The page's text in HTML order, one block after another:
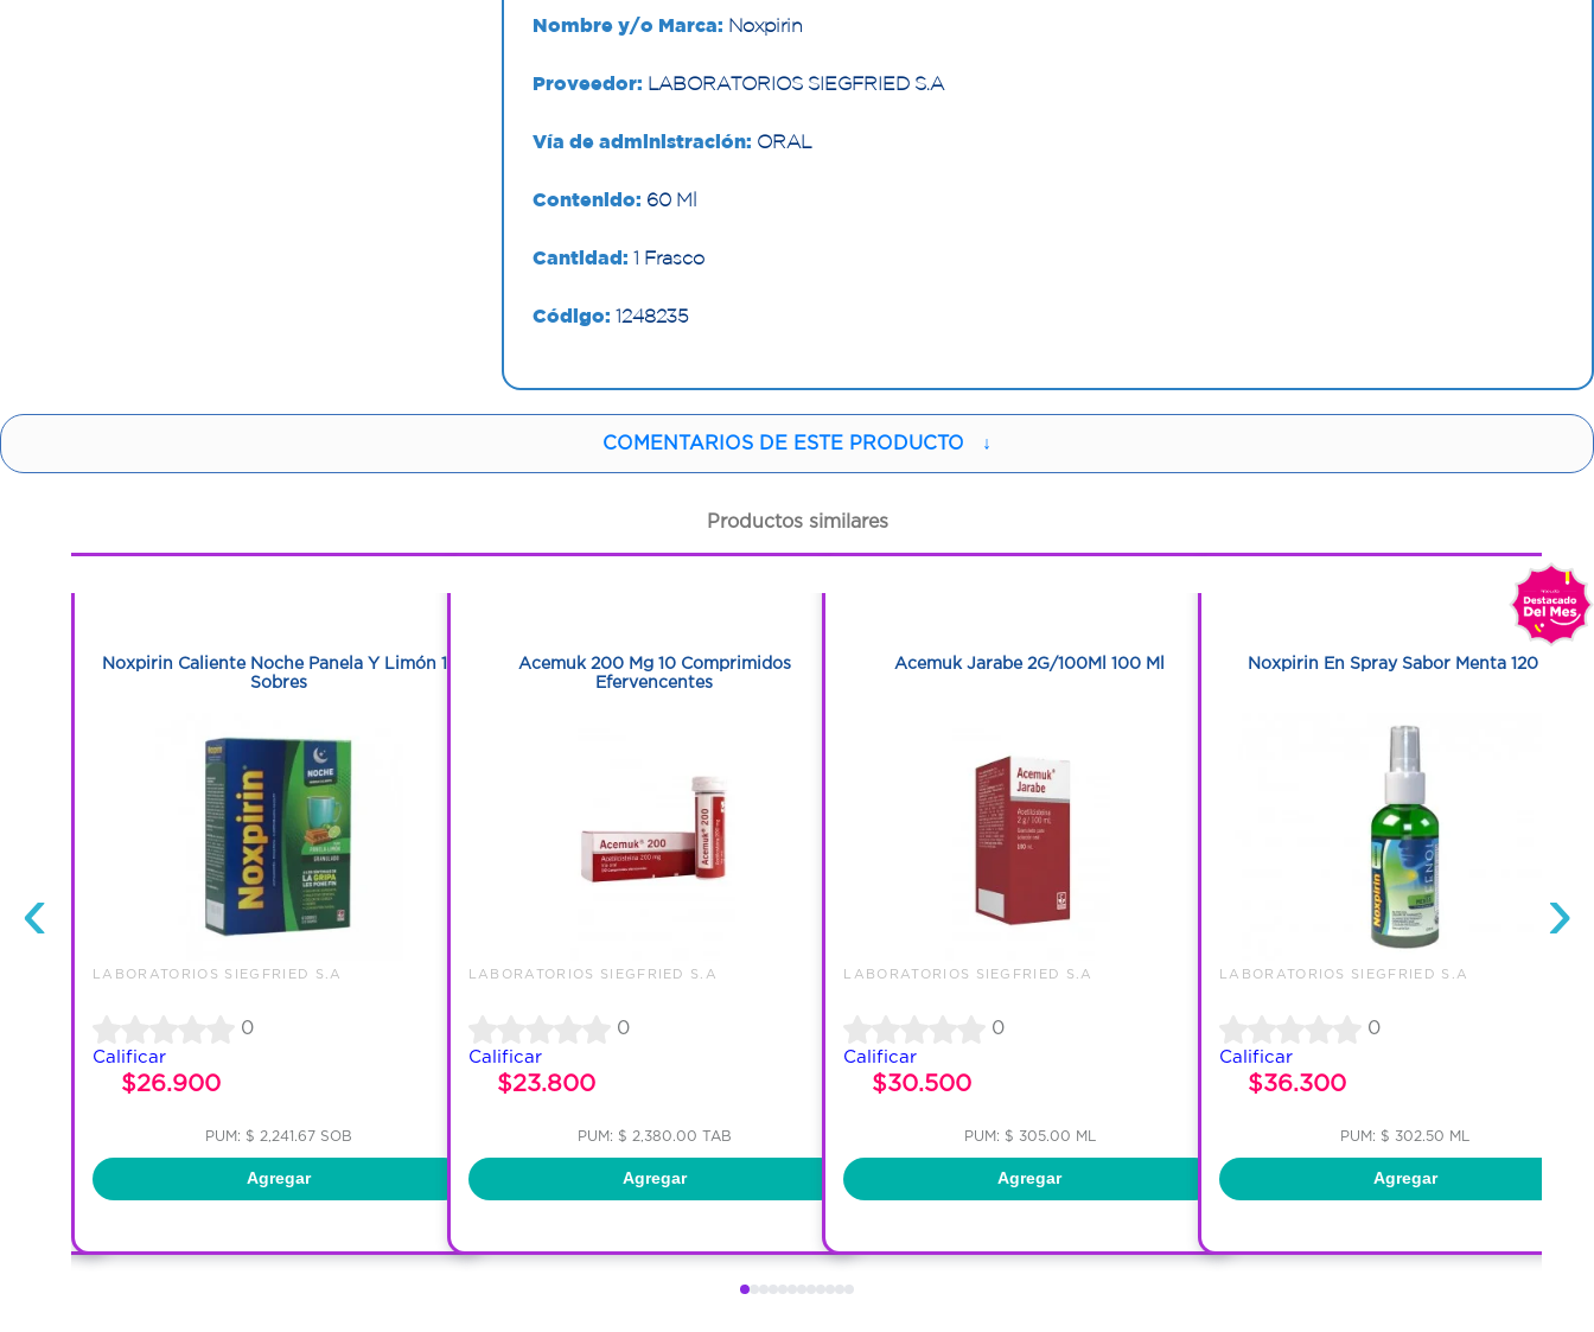
Nombre y/o Marca: Noxpirin
Proveedor: LABORATORIOS SIEGFRIED S.A
Vía de administración: ORAL
Contenido: 60 Ml
Cantidad: 1 Frasco
Código: 1248235
COMENTARIOS DE ESTE PRODUCTO ↓
Productos similares
‹
Noxpirin Caliente Noche Panela Y Limón 12
Sobres
LABORATORIOS SIEGFRIED S.A
0
Calificar
$26.900
PUM: $ 2,241.67 SOB
Agregar
Acemuk 200 Mg 10 Comprimidos
Efervencentes
LABORATORIOS SIEGFRIED S.A
0
Calificar
$23.800
PUM: $ 2,380.00 TAB
Agregar
Acemuk Jarabe 2G/100Ml 100 Ml
LABORATORIOS SIEGFRIED S.A
0
Calificar
$30.500
PUM: $ 305.00 ML
Agregar
Noxpirin En Spray Sabor Menta 120 Ml
LABORATORIOS SIEGFRIED S.A
0
Calificar
$36.300
PUM: $ 302.50 ML
Agregar
›